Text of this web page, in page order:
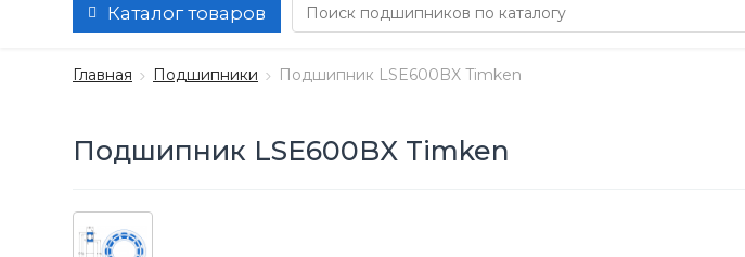
Каталог товаров
Главная Подшипники Подшипник LSE600BX Timken
Подшипник LSE600BX Timken